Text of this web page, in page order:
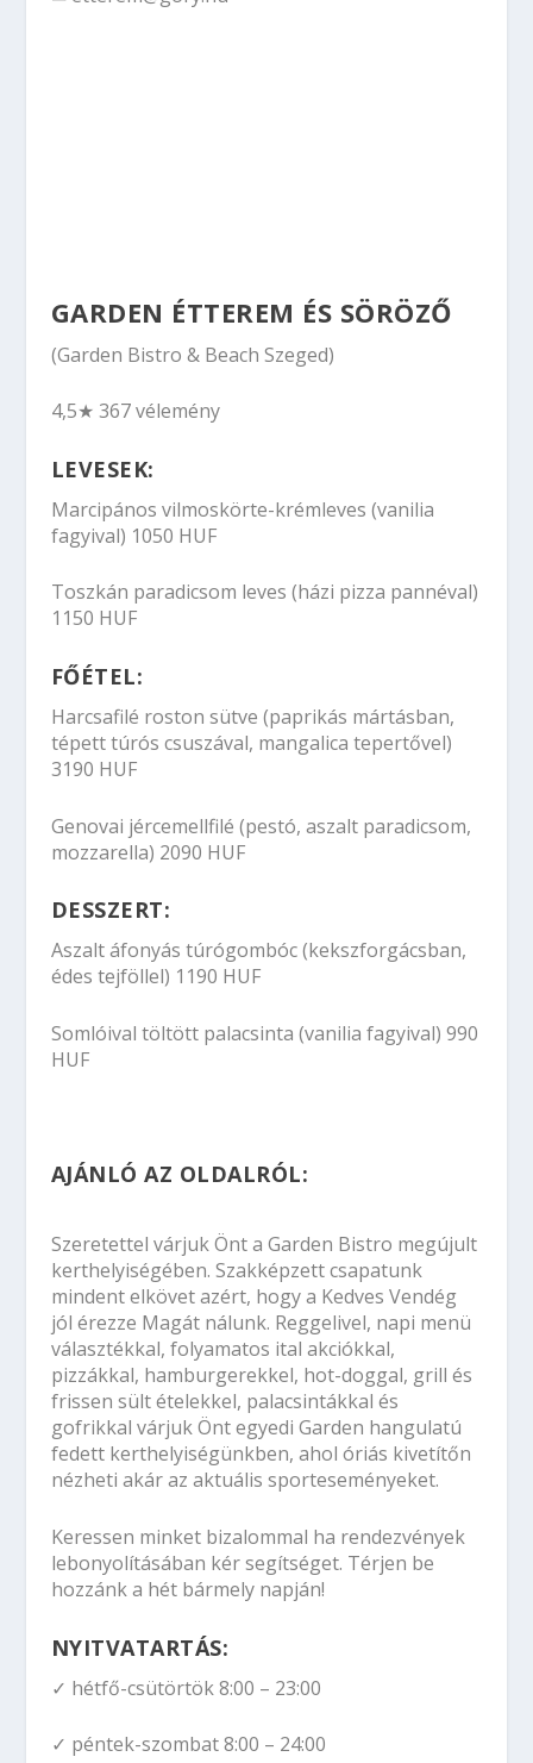
GARDEN ÉTTEREM ÉS SÖRÖZŐ
(Garden Bistro & Beach Szeged)
4,5★ 367 vélemény
LEVESEK:
Marcipános vilmoskörte-krémleves (vanilia
fagyival) 1050 HUF
Toszkán paradicsom leves (házi pizza pannéval)
1150 HUF
FŐÉTEL:
Harcsafilé roston sütve (paprikás mártásban,
tépett túrós csuszával, mangalica tepertővel)
3190 HUF
Genovai jércemellfilé (pestó, aszalt paradicsom,
mozzarella) 2090 HUF
DESSZERT:
Aszalt áfonyás túrógombóc (kekszforgácsban,
édes tejföllel) 1190 HUF
Somlóival töltött palacsinta (vanilia fagyival) 990
HUF
AJÁNLÓ AZ OLDALRÓL:
Szeretettel várjuk Önt a Garden Bistro megújult
kerthelyiségében. Szakképzett csapatunk
mindent elkövet azért, hogy a Kedves Vendég
jól érezze Magát nálunk. Reggelivel, napi menü
választékkal, folyamatos ital akciókkal,
pizzákkal, hamburgerekkel, hot-doggal, grill és
frissen sült ételekkel, palacsintákkal és
gofrikkal várjuk Önt egyedi Garden hangulatú
fedett kerthelyiségünkben, ahol óriás kivetítőn
nézheti akár az aktuális sporteseményeket.
Keressen minket bizalommal ha rendezvények
lebonyolításában kér segítséget. Térjen be
hozzánk a hét bármely napján!
NYITVATARTÁS:
✓ hétfő-csütörtök 8:00 – 23:00
✓ péntek-szombat 8:00 – 24:00